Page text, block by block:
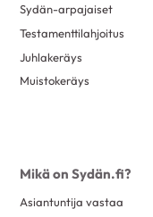
Sydän-arpajaiset
Testamenttilahjoitus
Juhlakeräys
Muistokeräys
Mikä on Sydän.fi?
Asiantuntija vastaa